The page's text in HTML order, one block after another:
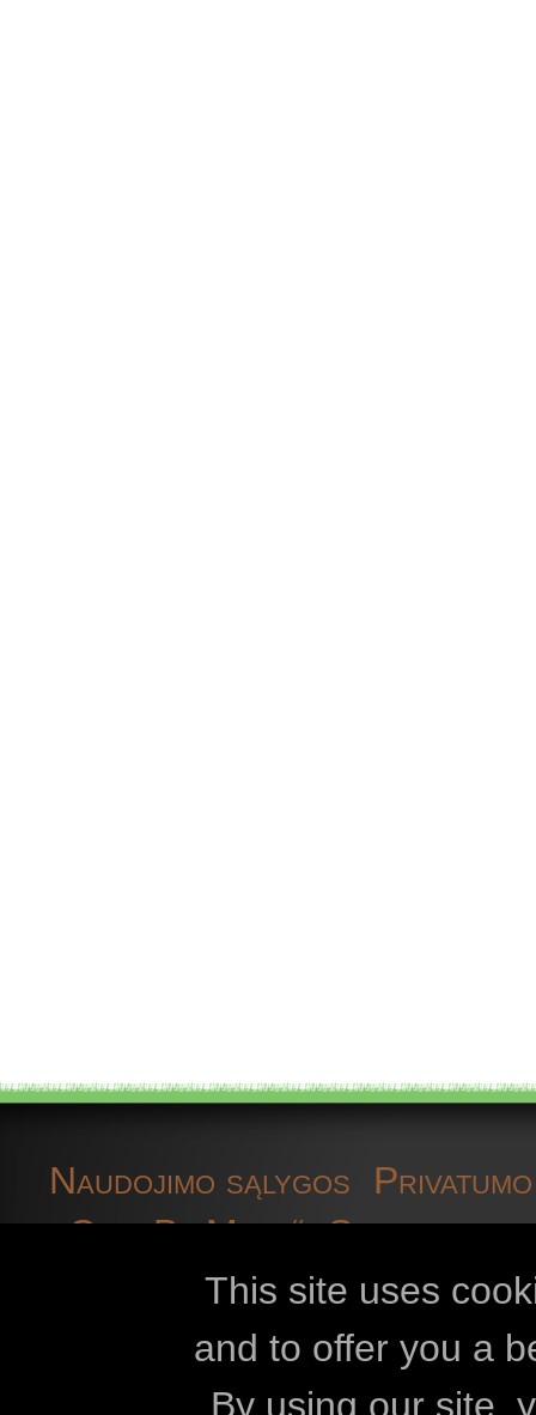
Naudojimo sąlygos
„OpenBioMaps“ Susisiekite
slapukai
This site uses
and to offer you a
By using our site,